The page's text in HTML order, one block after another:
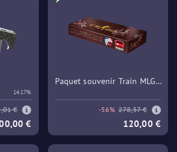
14.17%
€
€
Paquet souvenir Train MLG
-56% 278,37 €
120,00 €